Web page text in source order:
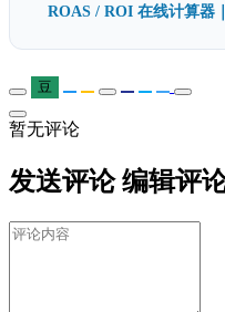
ROAS / ROI 在线计算器
豆
暂无评论
发送评论 编辑评